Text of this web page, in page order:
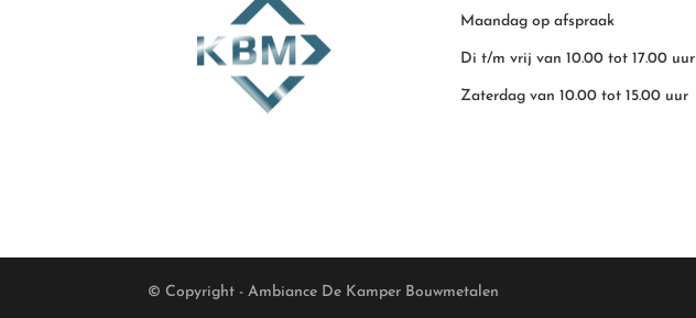
Maandag op afspraak
Di t/m vrij van 10.00 tot 17.00 uur
Zaterdag van 10.00 tot 15.00 uur
© Copyright - Ambiance De Kamper Bouwmetalen